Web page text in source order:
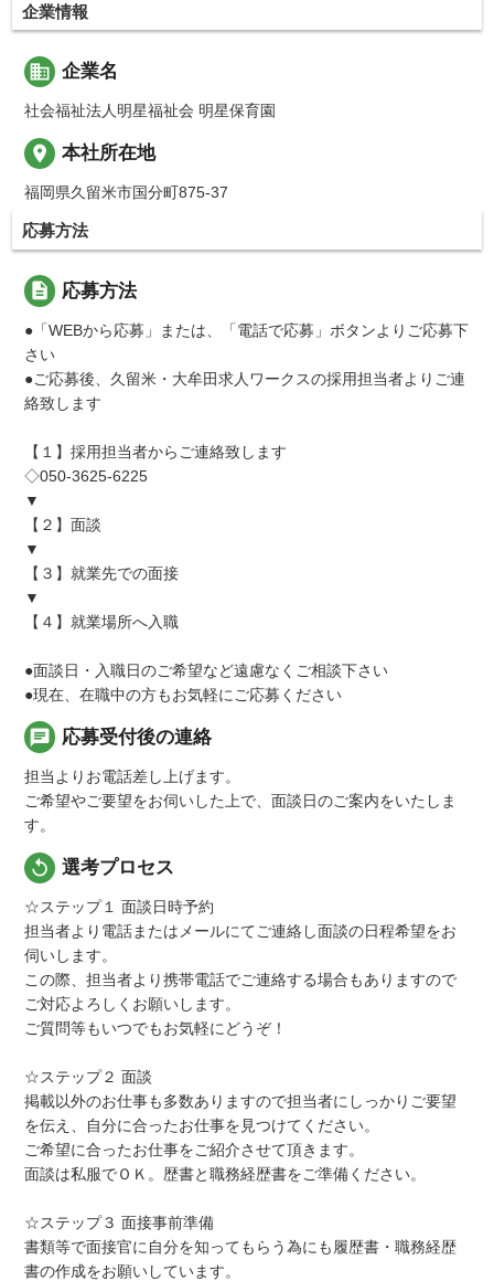
企業情報
business 企業名
社会福祉法人明星福祉会 明星保育園
place 本社所在地
福岡県久留米市国分町875-37
応募方法
description 応募方法
●「WEBから応募」または、「電話で応募」ボタンよりご応募下
さい
●ご応募後、久留米・大牟田求人ワークスの採用担当者よりご連
絡致します
【１】採用担当者からご連絡致します
◇050-3625-6225
▼
【２】面談
▼
【３】就業先での面接
▼
【４】就業場所へ入職
●面談日・入職日のご希望など遠慮なくご相談下さい
●現在、在職中の方もお気軽にご応募ください
chat 応募受付後の連絡
担当よりお電話差し上げます。
ご希望やご要望をお伺いした上で、面談日のご案内をいたしま
す。
replay 選考プロセス
☆ステップ１ 面談日時予約
担当者より電話またはメールにてご連絡し面談の日程希望をお
伺いします。
この際、担当者より携帯電話でご連絡する場合もありますので
ご対応よろしくお願いします。
ご質問等もいつでもお気軽にどうぞ！
☆ステップ２ 面談
掲載以外のお仕事も多数ありますので担当者にしっかりご要望
を伝え、自分に合ったお仕事を見つけてください。
ご希望に合ったお仕事をご紹介させて頂きます。
面談は私服でＯＫ。歴書と職務経歴書をご準備ください。
☆ステップ３ 面接事前準備
書類等で面接官に自分を知ってもらう為にも履歴書・職務経歴
書の作成をお願いしています。